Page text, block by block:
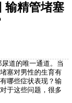
输精管堵塞
道的唯一通道。当
塞对男性的生育有
哪些症状表现？输
于这些问题，很多